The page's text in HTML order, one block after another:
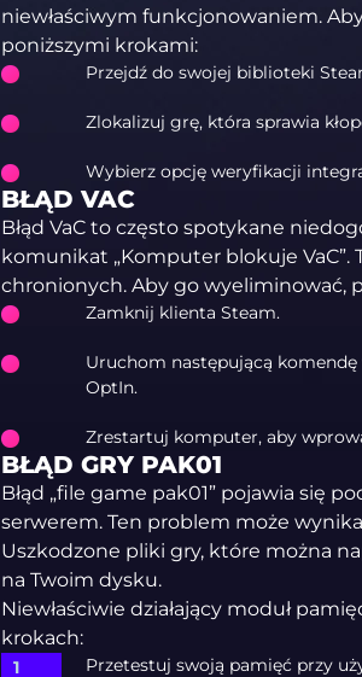
niewłaściwym funkcjonowaniem.
poniższymi krokami:
Przejdź do swojej biblioteki
Zlokalizuj grę, która sprawia
Wybierz opcję weryfikacji
BŁĄD VAC
Błąd VaC to często spotykane
komunikat „Komputer blokuje VaC”.
chronionych. Aby go wyeliminować,
Zamknij klienta Steam.
Uruchom następującą
OptIn.
Zrestartuj komputer, aby
BŁĄD GRY PAK01
Błąd „file game pak01” pojawia się
serwerem. Ten problem może
Uszkodzone pliki gry, które można
na Twoim dysku.
Niewłaściwie działający moduł
krokach:
Przetestuj swoją pamięć przy